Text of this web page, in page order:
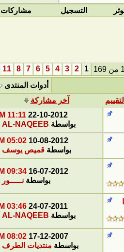
التسجيل مشاركات
1
2
3
4
5
6
7
8
11
أدوات المنتدى
آخر مشاركة
22-10-2012
11:11 AM
بواسطة AL-NAQEEB
10-08-2012
05:02 PM
بواسطة قميص يوسف
16-07-2012
09:34 PM
بواسطة نـــــور
24-07-2011
03:46 PM
بواسطة AL-NAQEEB
17-12-2007
08:02 PM
بواسطة منتديات الطرف